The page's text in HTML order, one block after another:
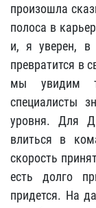
произошла
полоса в
и, я уверен,
превратится в
мы увидим
специалисты
уровня. Для
влиться в
скорость
есть долго
придется. На